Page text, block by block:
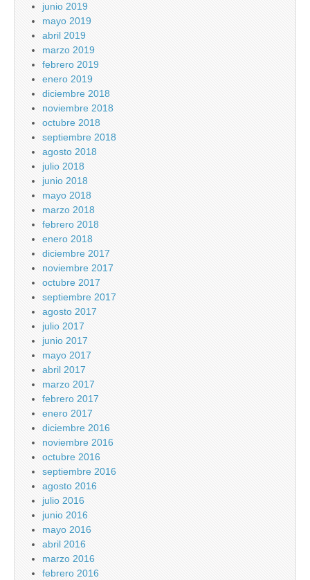
junio 2019
mayo 2019
abril 2019
marzo 2019
febrero 2019
enero 2019
diciembre 2018
noviembre 2018
octubre 2018
septiembre 2018
agosto 2018
julio 2018
junio 2018
mayo 2018
marzo 2018
febrero 2018
enero 2018
diciembre 2017
noviembre 2017
octubre 2017
septiembre 2017
agosto 2017
julio 2017
junio 2017
mayo 2017
abril 2017
marzo 2017
febrero 2017
enero 2017
diciembre 2016
noviembre 2016
octubre 2016
septiembre 2016
agosto 2016
julio 2016
junio 2016
mayo 2016
abril 2016
marzo 2016
febrero 2016